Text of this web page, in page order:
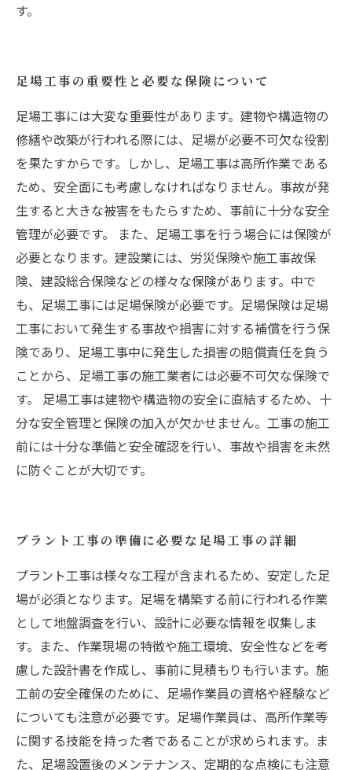
す。
足場工事の重要性と必要な保険について
足場工事には大変な重要性があります。建物や構造物の
修繕や改築が行われる際には、足場が必要不可欠な役割
を果たすからです。しかし、足場工事は高所作業である
ため、安全面にも考慮しなければなりません。事故が発
生すると大きな被害をもたらすため、事前に十分な安全
管理が必要です。 また、足場工事を行う場合には保険が
必要となります。建設業には、労災保険や施工事故保
険、建設総合保険などの様々な保険があります。中で
も、足場工事には足場保険が必要です。足場保険は足場
工事において発生する事故や損害に対する補償を行う保
険であり、足場工事中に発生した損害の賠償責任を負う
ことから、足場工事の施工業者には必要不可欠な保険で
す。 足場工事は建物や構造物の安全に直結するため、十
分な安全管理と保険の加入が欠かせません。工事の施工
前には十分な準備と安全確認を行い、事故や損害を未然
に防ぐことが大切です。
プラント工事の準備に必要な足場工事の詳細
プラント工事は様々な工程が含まれるため、安定した足
場が必須となります。足場を構築する前に行われる作業
として地盤調査を行い、設計に必要な情報を収集しま
す。また、作業現場の特徴や施工環境、安全性などを考
慮した設計書を作成し、事前に見積もりも行います。施
工前の安全確保のために、足場作業員の資格や経験など
についても注意が必要です。足場作業員は、高所作業等
に関する技能を持った者であることが求められます。ま
た、足場設置後のメンテナンス、定期的な点検にも注意